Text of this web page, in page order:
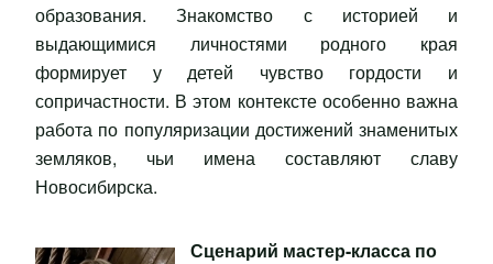
образования. Знакомство с историей и
выдающимися личностями родного края
формирует у детей чувство гордости и
сопричастности. В этом контексте особенно важна
работа по популяризации достижений знаменитых
земляков, чьи имена составляют славу
Новосибирска.
Сценарий мастер-класса по